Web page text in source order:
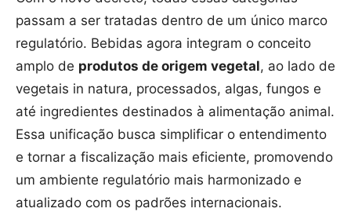
passam a ser tratadas dentro de um único marco
regulatório. Bebidas agora integram o conceito
amplo de produtos de origem vegetal, ao lado de
vegetais in natura, processados, algas, fungos e
até ingredientes destinados à alimentação animal.
Essa unificação busca simplificar o entendimento
e tornar a fiscalização mais eficiente, promovendo
um ambiente regulatório mais harmonizado e
atualizado com os padrões internacionais.